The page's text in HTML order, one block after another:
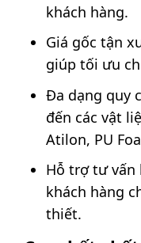
khách hàng.
Giá gốc tận
giúp tối ưu
Đa dạng quy
đến các vật
Atilon, PU
Hỗ trợ tư vấn
khách hàng
thiết.